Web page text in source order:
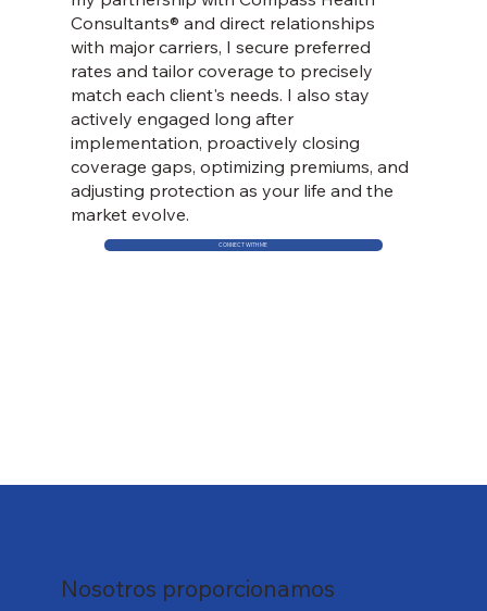
Consultants® and direct relationships
with major carriers, I secure preferred
rates and tailor coverage to precisely
match each client's needs. I also stay
actively engaged long after
implementation, proactively closing
coverage gaps, optimizing premiums, and
adjusting protection as your life and the
market evolve.
CONNECT WITH ME
Nosotros proporcionamos